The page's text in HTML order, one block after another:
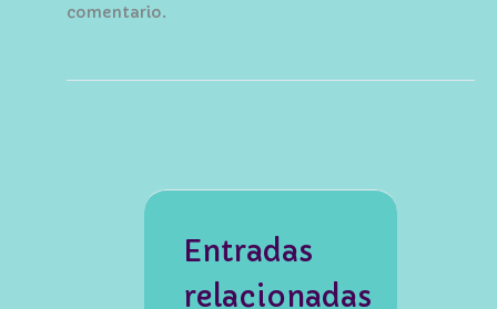
comentario.
Entradas
relacionadas